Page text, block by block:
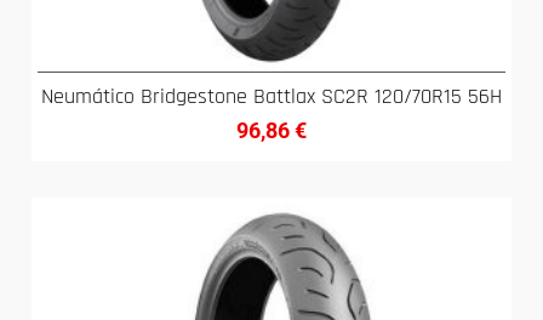
Neumático Bridgestone Battlax SC2R 120/70R15 56H
96,86€